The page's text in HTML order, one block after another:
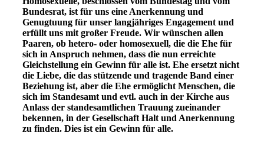
Bundesrat, ist für uns eine Anerkennung und
Genugtuung für unser langjähriges Engagement und
erfüllt uns mit großer Freude. Wir wünschen allen
Paaren, ob hetero- oder homosexuell, die die Ehe für
sich in Anspruch nehmen, dass die nun erreichte
Gleichstellung ein Gewinn für alle ist. Ehe ersetzt nicht
die Liebe, die das stützende und tragende Band einer
Beziehung ist, aber die Ehe ermöglicht Menschen, die
sich im Standesamt und evtl. auch in der Kirche aus
Anlass der standesamtlichen Trauung zueinander
bekennen, in der Gesellschaft Halt und Anerkennung
zu finden. Dies ist ein Gewinn für alle.